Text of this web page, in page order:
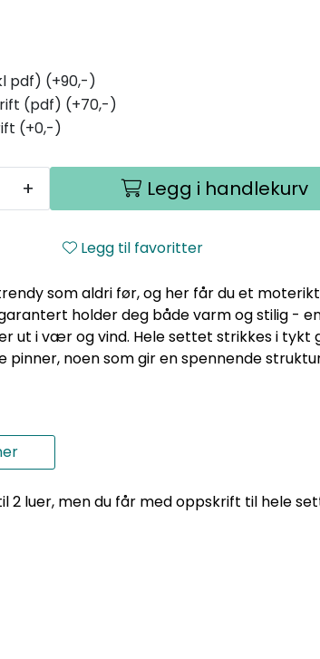
pdf) (+90,-)
(pdf) (+70,-)
(+0,-)
+ Legg i handlekurv
Legg til favoritter
som aldri før, og her får du et
holder deg både varm og stilig -
ut i vær og vind. Hele settet strikkes i tykt
pinner, noen som gir en spennende
2 luer, men du får med oppskrift til hele